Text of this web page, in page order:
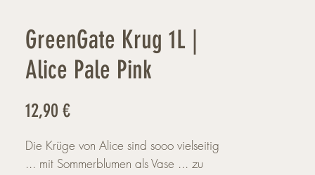
GreenGate Krug 1L |
Alice Pale Pink
12,90 €Preis
Die Krüge von Alice sind sooo vielseitig
... mit Sommerblumen als Vase ... zu